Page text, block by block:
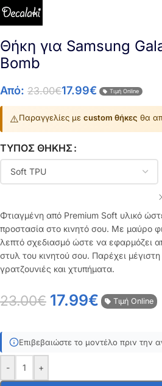
Θήκη για Samsung
Bomb
Από: 23.00€17.99€ Τιμή Online
⚠️Παραγγελίες με custom θήκες θα
ΤΎΠΟΣ ΘΉΚΗΣ
Φτιαγμένη από Premium Soft υλικό
προστασία στο κινητό σου. Με μαύρο
λεπτό σχεδιασμό ώστε να εφαρμόζει
στυλ του κινητού σου. Παρέχει
γρατζουνιές και χτυπήματα.
23.00€ 17.99€ Τιμή Online
Επιβεβαιώστε το μοντέλο πριν την
- +